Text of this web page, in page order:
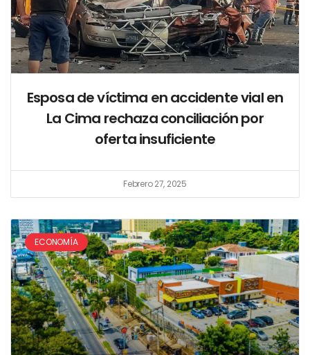
Esposa de víctima en accidente vial en
La Cima rechaza conciliación por
oferta insuficiente
Febrero 27, 2025
ECONOMÍA